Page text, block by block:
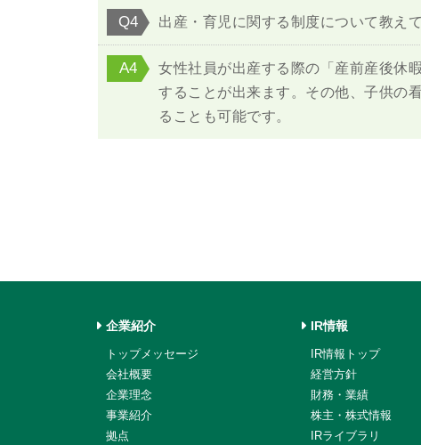
Q4 出産・育児に関する制度について教え
A4
女性社員が出産する際の「産前産後休
することが出来ます。その他、子供の
ることも可能です。
企業紹介
トップメッセージ
会社概要
企業理念
事業紹介
拠点
IR情報
IR情報トップ
経営方針
財務・業績
株主・株式情報
IRライブラリ